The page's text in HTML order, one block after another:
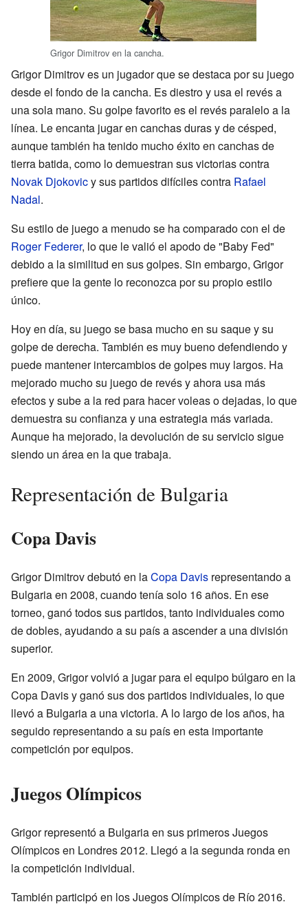
Grigor Dimitrov en la cancha.
Grigor Dimitrov es un jugador que se destaca por su juego
desde el fondo de la cancha. Es diestro y usa el revés a
una sola mano. Su golpe favorito es el revés paralelo a la
línea. Le encanta jugar en canchas duras y de césped,
aunque también ha tenido mucho éxito en canchas de
tierra batida, como lo demuestran sus victorias contra
Novak Djokovicy sus partidos difíciles contra Rafael
Nadal.
Su estilo de juego a menudo se ha comparado con el de
Roger Federer, lo que le valió el apodo de "Baby Fed"
debido a la similitud en sus golpes. Sin embargo, Grigor
prefiere que la gente lo reconozca por su propio estilo
único.
Hoy en día, su juego se basa mucho en su saque y su
golpe de derecha. También es muy bueno defendiendo y
puede mantener intercambios de golpes muy largos. Ha
mejorado mucho su juego de revés y ahora usa más
efectos y sube a la red para hacer voleas o dejadas, lo que
demuestra su confianza y una estrategia más variada.
Aunque ha mejorado, la devolución de su servicio sigue
siendo un área en la que trabaja.
Representación de Bulgaria
Copa Davis
Grigor Dimitrov debutó en laCopa Davis representando a
Bulgaria en 2008, cuando tenía solo 16 años. En ese
torneo, ganó todos sus partidos, tanto individuales como
de dobles, ayudando a su país a ascender a una división
superior.
En 2009, Grigor volvió a jugar para el equipo búlgaro en la
Copa Davis y ganó sus dos partidos individuales, lo que
llevó a Bulgaria a una victoria. A lo largo de los años, ha
seguido representando a su país en esta importante
competición por equipos.
Juegos Olímpicos
Grigor representó a Bulgaria en sus primeros Juegos
Olímpicos en Londres 2012. Llegó a la segunda ronda en
la competición individual.
También participó en los Juegos Olímpicos de Río 2016.